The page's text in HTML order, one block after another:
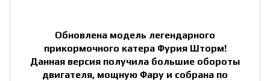
Обновлена модель легендарного
прикормочного катера Фурия Шторм!
Данная версия получила большие обороты
двигателя, мощную Фару и собрана по